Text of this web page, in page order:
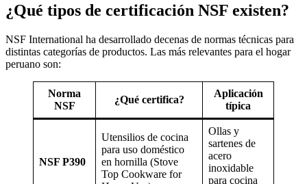
¿Qué tipos de certificación NSF existen?
NSF International ha desarrollado decenas de normas técnicas para
distintas categorías de productos. Las más relevantes para el hogar
peruano son:
Norma
NSF
¿Qué certifica?
Aplicación
típica
NSF P390
Utensilios de cocina
para uso doméstico
en hornilla (Stove
Top Cookware for
Ollas y
sartenes de
acero
inoxidable
para cocina